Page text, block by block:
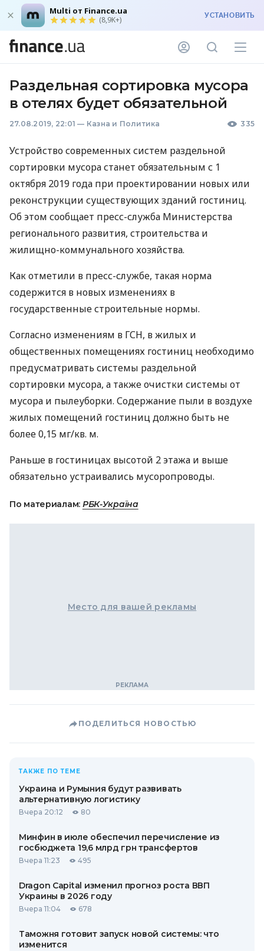
Multi от Finance.ua
(8,9K+) УСТАНОВИТЬ
Раздельная сортировка мусора
в отелях будет обязательной
27.08.2019, 22:01 — Казна и Политика 335
Устройство современных систем раздельной
сортировки мусора станет обязательным с 1
октября 2019 года при проектировании новых или
реконструкции существующих зданий гостиниц.
Об этом сообщает пресс-служба Министерства
регионального развития, строительства и
жилищно-коммунального хозяйства.
Как отметили в пресс-службе, такая норма
содержится в новых изменениях в
государственные строительные нормы.
Согласно изменениям в ГСН, в жилых и
общественных помещениях гостиниц необходимо
предусматривать системы раздельной
сортировки мусора, а также очистки системы от
мусора и пылеуборки. Содержание пыли в воздухе
жилых помещений гостиниц должно быть не
более 0,15 мг/кв. м.
Раньше в гостиницах высотой 2 этажа и выше
обязательно устраивались мусоропроводы.
По материалам: РБК-Україна
Место для вашей рекламы
ПОДЕЛИТЬСЯ НОВОСТЬЮ
ТАКЖЕ ПО ТЕМЕ
Украина и Румыния будут развивать
альтернативную логистику
Вчера 20:12 80
Минфин в июле обеспечил перечисление из
госбюджета 19,6 млрд грн трансфертов
Вчера 11:23 495
Dragon Capital изменил прогноз роста ВВП
Украины в 2026 году
Вчера 11:04 678
Таможня готовит запуск новой системы: что
изменится